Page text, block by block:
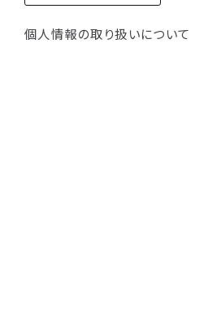
個人情報の取り扱いについて